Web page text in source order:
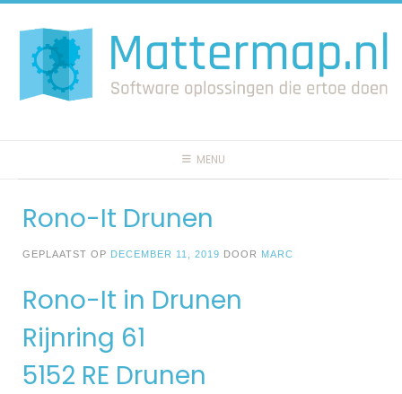
naar
inhoud
MENU
Rono-It Drunen
GEPLAATST OP DECEMBER 11, 2019 DOOR MARC
Rono-It in Drunen
Rijnring 61
5152 RE Drunen